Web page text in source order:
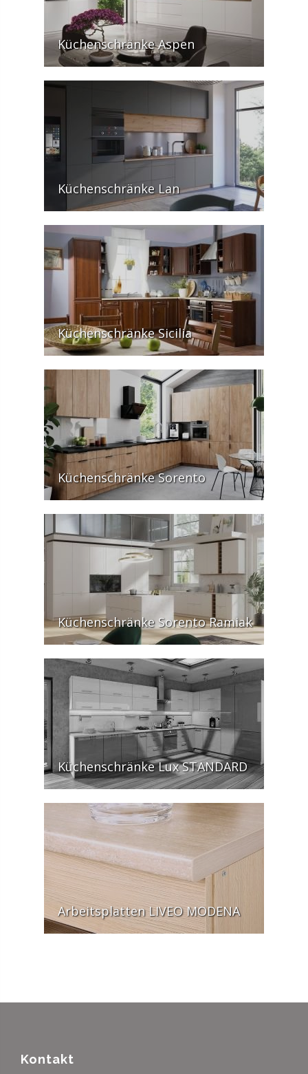
Küchenschränke Aspen
Küchenschränke Lan
Küchenschränke Sicilia
Küchenschränke Sorento
Küchenschränke Sorento Ramiak
Küchenschränke Lux STANDARD
Arbeitsplatten LIVEO MODENA
Kontakt